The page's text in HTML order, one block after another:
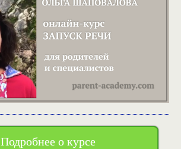
Подробнее о курсе